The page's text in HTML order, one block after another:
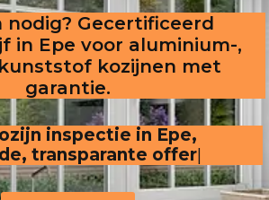
nodig? Gecertificeerd
in Epe voor aluminium-,
kozijnen met
garantie.
in Epe, vrijblijvende,
offerte.